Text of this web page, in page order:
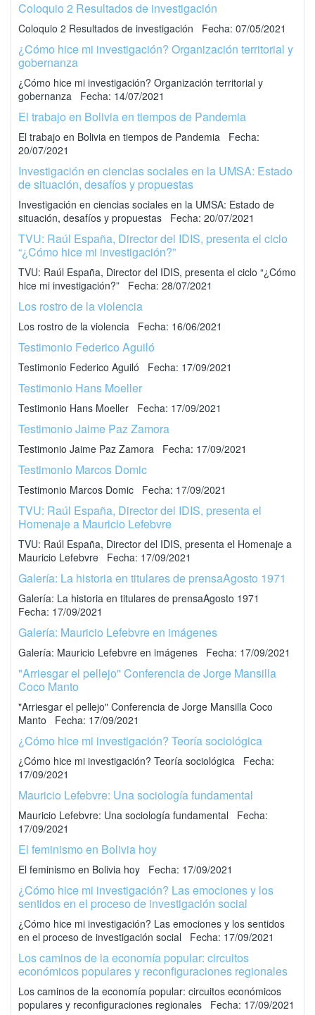
Coloquio 2 Resultados de investigación
Coloquio 2 Resultados de investigación Fecha: 07/05/2021
¿Cómo hice mi investigación? Organización territorial y
gobernanza
¿Cómo hice mi investigación? Organización territorial y
gobernanza Fecha: 14/07/2021
El trabajo en Bolivia en tiempos de Pandemia
El trabajo en Bolivia en tiempos de Pandemia Fecha:
20/07/2021
Investigación en ciencias sociales en la UMSA: Estado
de situación, desafíos y propuestas
Investigación en ciencias sociales en la UMSA: Estado de
situación, desafíos y propuestas Fecha: 20/07/2021
TVU: Raúl España, Director del IDIS, presenta el ciclo
“¿Cómo hice mi investigación?”
TVU: Raúl España, Director del IDIS, presenta el ciclo “¿Cómo
hice mi investigación?” Fecha: 28/07/2021
Los rostro de la violencia
Los rostro de la violencia Fecha: 16/06/2021
Testimonio Federico Aguiló
Testimonio Federico Aguiló Fecha: 17/09/2021
Testimonio Hans Moeller
Testimonio Hans Moeller Fecha: 17/09/2021
Testimonio Jaime Paz Zamora
Testimonio Jaime Paz Zamora Fecha: 17/09/2021
Testimonio Marcos Domic
Testimonio Marcos Domic Fecha: 17/09/2021
TVU: Raúl España, Director del IDIS, presenta el
Homenaje a Mauricio Lefebvre
TVU: Raúl España, Director del IDIS, presenta el Homenaje a
Mauricio Lefebvre Fecha: 17/09/2021
Galería: La historia en titulares de prensaAgosto 1971
Galería: La historia en titulares de prensaAgosto 1971
Fecha: 17/09/2021
Galería: Mauricio Lefebvre en imágenes
Galería: Mauricio Lefebvre en imágenes Fecha: 17/09/2021
"Arriesgar el pellejo" Conferencia de Jorge Mansilla
Coco Manto
"Arriesgar el pellejo" Conferencia de Jorge Mansilla Coco
Manto Fecha: 17/09/2021
¿Cómo hice mi investigación? Teoría sociológica
¿Cómo hice mi investigación? Teoría sociológica Fecha:
17/09/2021
Mauricio Lefebvre: Una sociología fundamental
Mauricio Lefebvre: Una sociología fundamental Fecha:
17/09/2021
El feminismo en Bolivia hoy
El feminismo en Bolivia hoy Fecha: 17/09/2021
¿Cómo hice mi investigación? Las emociones y los
sentidos en el proceso de investigación social
¿Cómo hice mi investigación? Las emociones y los sentidos
en el proceso de investigación social Fecha: 17/09/2021
Los caminos de la economía popular: circuitos
económicos populares y reconfiguraciones regionales
Los caminos de la economía popular: circuitos económicos
populares y reconfiguraciones regionales Fecha: 17/09/2021